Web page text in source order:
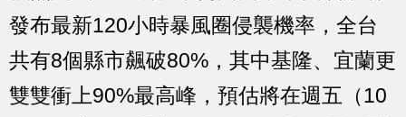
發布最新120小時暴風圈侵襲機率，全台
共有8個縣市飆破80%，其中基隆、宜蘭更
雙雙衝上90%最高峰，預估將在週五（10